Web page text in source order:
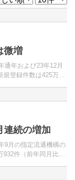
ZEH [+]
微増
通年および23年12月
規登録件数は425万
連続の増加
9月の指定流通機構の
932件（前年同月比